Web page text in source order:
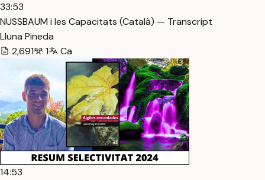
33:53
NUSSBAUM i les Capacitats (Català) — Transcript
Lluna Pineda
2,691
1 Ca
14:53